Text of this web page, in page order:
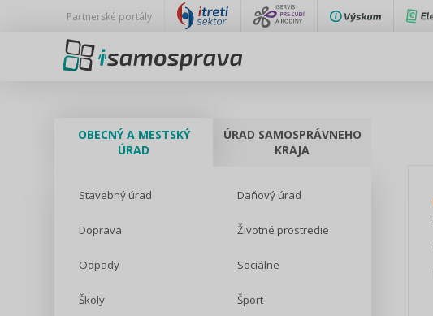
Partnerské portály
OBECNÝ A MESTSKÝ
ÚRAD
ÚRAD SAMOSPRÁVNEHO
KRAJA
Stavebný úrad Daňový úrad
Doprava Životné prostredie
Odpady Sociálne
Školy Šport